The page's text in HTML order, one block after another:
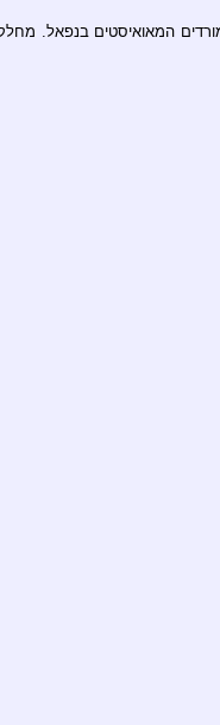
המאואיסטים בנפאל.